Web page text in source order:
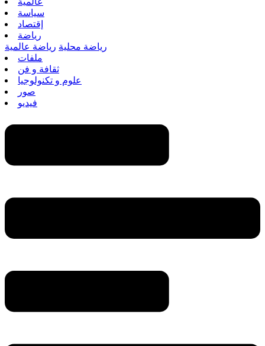
سياسة
إقتصاد
رياضة
رياضة محلية رياضة عالمية
ملفات
ثقافة و فن
علوم و تكنولوجيا
صور
فيديو